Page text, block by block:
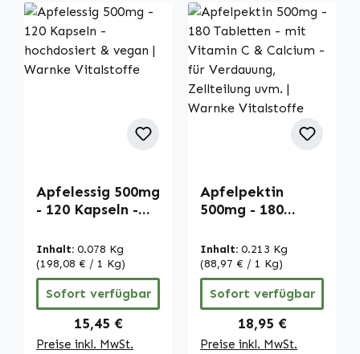
Apfelessig 500mg
- 120 Kapseln -
vegan | Warnke
Vitalstoffe
Inhalt: 0.078 Kg
(198,08 € / 1 Kg)
Sofort verfügbar
Regulärer Preis:
15,45 €
Preise inkl. MwSt.
Apfelpektin
500mg - 180
Vitamin C &
Calcium - für
Verdauung,
Zellteilung uvm. |
Warnke
Vitalstoffe
Inhalt: 0.213 Kg
(88,97 € / 1 Kg)
Sofort verfügbar
Regulärer Preis:
18,95 €
Preise inkl. MwSt.